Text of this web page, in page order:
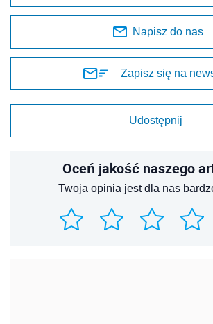
Napisz do nas
Zapisz się na
Udostępnij
Oceń jakość naszego
Twoja opinia jest dla nas